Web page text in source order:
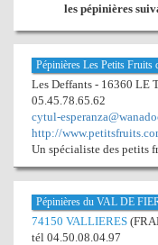
les pépinières
Pépinières Les Petits
Les Deffants - 16360 LE
05.45.78.65.62
cytul-
http://
Un spécialiste des petits
Pépinières du VAL DE
74150 VALLIERES
tél 04.50.08.04.97